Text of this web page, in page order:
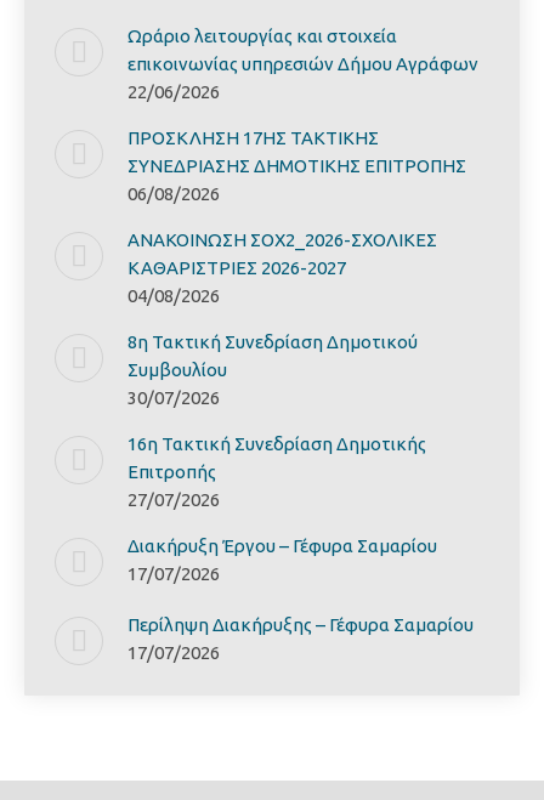
Ωράριο λειτουργίας και στοιχεία
επικοινωνίας υπηρεσιών Δήμου Αγράφων
22/06/2026
ΠΡΟΣΚΛΗΣΗ 17ΗΣ ΤΑΚΤΙΚΗΣ
ΣΥΝΕΔΡΙΑΣΗΣ ΔΗΜΟΤΙΚΗΣ ΕΠΙΤΡΟΠΗΣ
06/08/2026
ΑΝΑΚΟΙΝΩΣΗ ΣΟΧ2_2026-ΣΧΟΛΙΚΕΣ
ΚΑΘΑΡΙΣΤΡΙΕΣ 2026-2027
04/08/2026
8η Τακτική Συνεδρίαση Δημοτικού
Συμβουλίου
30/07/2026
16η Τακτική Συνεδρίαση Δημοτικής
Επιτροπής
27/07/2026
Διακήρυξη Έργoυ – Γέφυρα Σαμαρίoυ
17/07/2026
Περίληψη Διακήρυξης – Γέφυρα Σαμαρίoυ
17/07/2026